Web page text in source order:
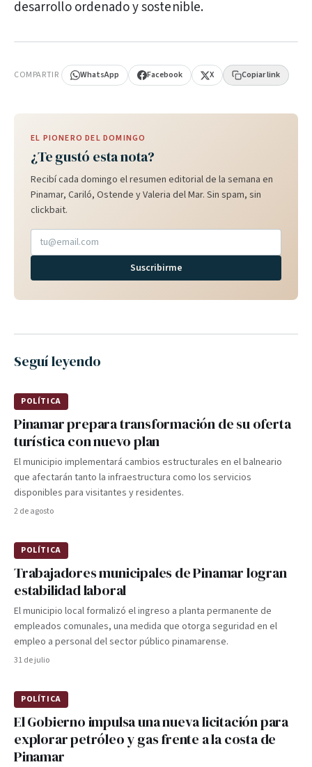
desarrollo ordenado y sostenible.
COMPARTIR WhatsApp Facebook X Copiar link
EL PIONERO DEL DOMINGO
¿Te gustó esta nota?
Recibí cada domingo el resumen editorial de la semana en
Pinamar, Cariló, Ostende y Valeria del Mar. Sin spam, sin
clickbait.
Suscribirme
Seguí leyendo
POLÍTICA
Pinamar prepara transformación de su oferta
turística con nuevo plan
El municipio implementará cambios estructurales en el balneario
que afectarán tanto la infraestructura como los servicios
disponibles para visitantes y residentes.
2 de agosto
POLÍTICA
Trabajadores municipales de Pinamar logran
estabilidad laboral
El municipio local formalizó el ingreso a planta permanente de
empleados comunales, una medida que otorga seguridad en el
empleo a personal del sector público pinamarense.
31 de julio
POLÍTICA
El Gobierno impulsa una nueva licitación para
explorar petróleo y gas frente a la costa de
Pinamar